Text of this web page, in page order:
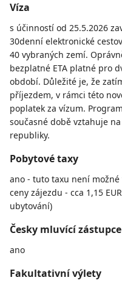
Víza
s účinností od 25.5.2026
30denní elektronické
40 vybraných zemí.
bezplatné ETA platné pro
období. Důležité je, že
příjezdem, v rámci této
poplatek za vízum.
současné době vztahuje
republiky.
Pobytové taxy
ano - tuto taxu není
ceny zájezdu - cca 1,15
ubytování)
Česky mluvící
ano
Fakultativní výlety